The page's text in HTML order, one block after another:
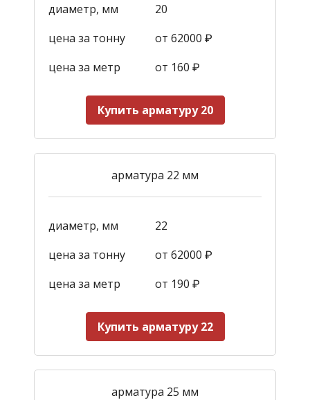
диаметр, мм
20
цена за тонну
от 62000 ₽
цена за метр
от 160 ₽
Купить арматуру 20
арматура 22 мм
диаметр, мм
22
цена за тонну
от 62000 ₽
цена за метр
от 190 ₽
Купить арматуру 22
арматура 25 мм